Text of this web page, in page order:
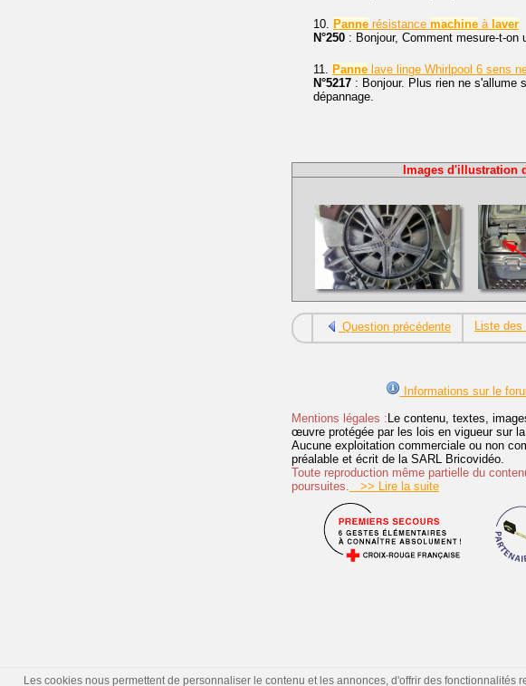
10. Panne résistance machine à laver
N°250 : Bonjour, Comment mesure-t-on
11. Panne lave linge Whirlpool 6 sens
N°5217 : Bonjour. Plus rien ne s'allume
dépannage.
Images d'illustration
Question précédente Liste des
Informations sur le
Mentions légales :Le contenu, textes,
œuvre protégée par les lois en vigueur sur
Aucune exploitation commerciale ou non
préalable et écrit de la SARL Bricovidéo.
Toute reproduction même partielle du
poursuites.
>> Lire la suite
Les cookies nous permettent de personnaliser le contenu et les annonces, d'offrir des